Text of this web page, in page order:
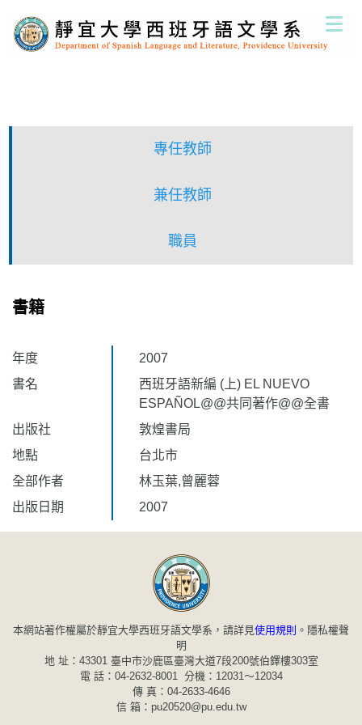
到
主
專任教師
兼任教師
職員
書籍
年度
2007
書名
西班牙語新編 (上) EL NUEVO
ESPAÑOL@@共同著作@@全書
出版社
敦煌書局
地點
台北市
全部作者
林玉葉,曾麗蓉
出版日期
2007
本網站著作權屬於靜宜大學西班牙語文學系，請詳見使用規則 。 隱私權聲
明
地 址：43301 臺中市沙鹿區臺灣大道7段200號伯鐸樓303室
電 話：04-2632-8001 分機：12031～12034
傳 真：04-2633-4646
信 箱：pu20520@pu.edu.tw